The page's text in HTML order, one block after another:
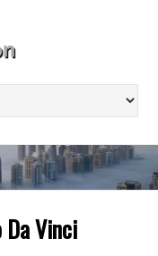
Da Vinci